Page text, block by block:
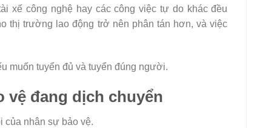
xế công nghệ hay các công việc tự do khác đều
thị trường lao động trở nên phân tán hơn, và việc
muốn tuyển đủ và tuyển đúng người.
vệ đang dịch chuyển
của nhân sự bảo vệ.